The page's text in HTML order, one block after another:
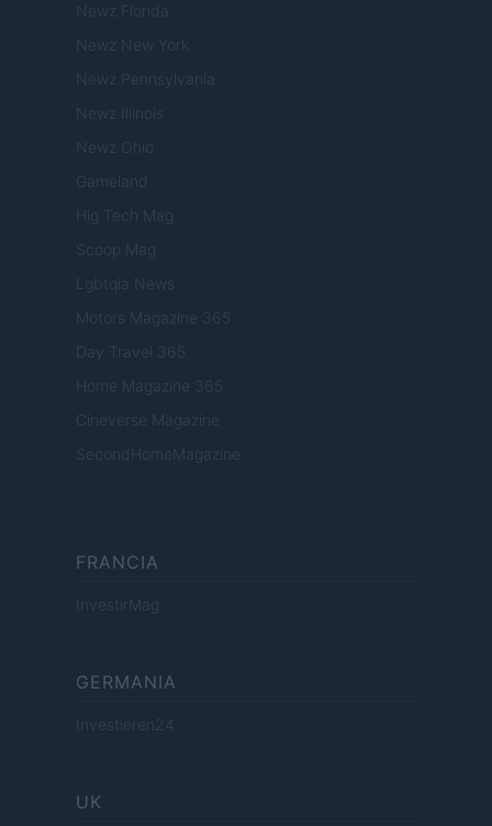
Newz Florida
Newz New York
Newz Pennsylvania
Newz Illinois
Newz Ohio
Gameland
Hig Tech Mag
Scoop Mag
Lgbtqia News
Motors Magazine 365
Day Travel 365
Home Magazine 365
Cineverse Magazine
SecondHomeMagazine
FRANCIA
InvestirMag
GERMANIA
Investieren24
UK